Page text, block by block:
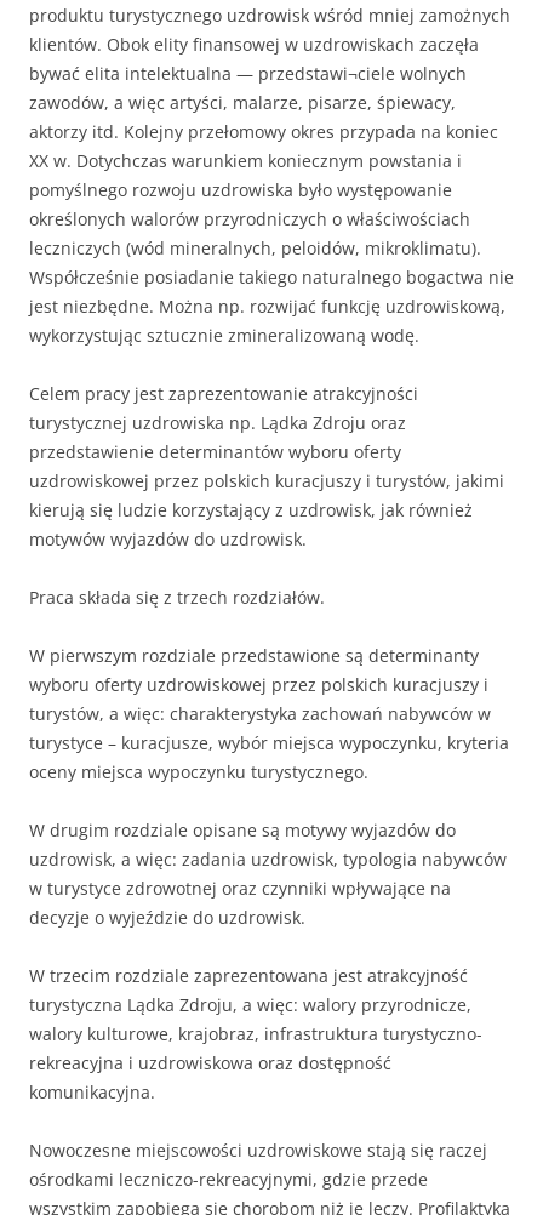
produktu turystycznego uzdrowisk wśród mniej zamożnych
klientów. Obok elity finansowej w uzdrowiskach zaczęła
bywać elita intelektualna — przedstawi¬ciele wolnych
zawodów, a więc artyści, malarze, pisarze, śpiewacy,
aktorzy itd. Kolejny przełomowy okres przypada na koniec
XX w. Dotychczas warunkiem koniecznym powstania i
pomyślnego rozwoju uzdrowiska było występowanie
określonych walorów przyrodniczych o właściwościach
leczniczych (wód mineralnych, peloidów, mikroklimatu).
Współcześnie posiadanie takiego naturalnego bogactwa nie
jest niezbędne. Można np. rozwijać funkcję uzdrowiskową,
wykorzystując sztucznie zmineralizowaną wodę.
Celem pracy jest zaprezentowanie atrakcyjności
turystycznej uzdrowiska np. Lądka Zdroju oraz
przedstawienie determinantów wyboru oferty
uzdrowiskowej przez polskich kuracjuszy i turystów, jakimi
kierują się ludzie korzystający z uzdrowisk, jak również
motywów wyjazdów do uzdrowisk.
Praca składa się z trzech rozdziałów.
W pierwszym rozdziale przedstawione są determinanty
wyboru oferty uzdrowiskowej przez polskich kuracjuszy i
turystów, a więc: charakterystyka zachowań nabywców w
turystyce – kuracjusze, wybór miejsca wypoczynku, kryteria
oceny miejsca wypoczynku turystycznego.
W drugim rozdziale opisane są motywy wyjazdów do
uzdrowisk, a więc: zadania uzdrowisk, typologia nabywców
w turystyce zdrowotnej oraz czynniki wpływające na
decyzje o wyjeździe do uzdrowisk.
W trzecim rozdziale zaprezentowana jest atrakcyjność
turystyczna Lądka Zdroju, a więc: walory przyrodnicze,
walory kulturowe, krajobraz, infrastruktura turystyczno-
rekreacyjna i uzdrowiskowa oraz dostępność
komunikacyjna.
Nowoczesne miejscowości uzdrowiskowe stają się raczej
ośrodkami leczniczo-rekreacyjnymi, gdzie przede
wszystkim zapobiega się chorobom niż je leczy. Profilaktyka